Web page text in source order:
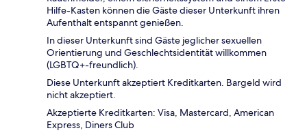
Hilfe-Kasten können die Gäste dieser Unterkunft ihren
Aufenthalt entspannt genießen.
In dieser Unterkunft sind Gäste jeglicher sexuellen
Orientierung und Geschlechtsidentität willkommen
(LGBTQ+-freundlich).
Diese Unterkunft akzeptiert Kreditkarten. Bargeld wird
nicht akzeptiert.
Akzeptierte Kreditkarten: Visa, Mastercard, American
Express, Diners Club